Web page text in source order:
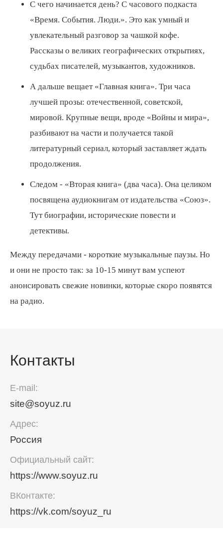
С чего начинается день? С часового подкаста
«Время. События. Люди.». Это как умный и
увлекательный разговор за чашкой кофе.
Рассказы о великих географических открытиях,
судьбах писателей, музыкантов, художников.
А дальше вещает «Главная книга». Три часа
лучшей прозы: отечественной, советской,
мировой. Крупные вещи, вроде «Войны и мира»,
разбивают на части и получается такой
литературный сериал, который заставляет ждать
продолжения.
Следом - «Вторая книга» (два часа). Она целиком
посвящена аудиокнигам от издательства «Союз».
Тут биографии, исторические повести и
детективы.
Между передачами - короткие музыкальные паузы. Но
и они не просто так: за 10-15 минут вам успеют
анонсировать свежие новинки, которые скоро появятся
на радио.
Контакты
E-mail:
site@soyuz.ru
Адрес:
Россия
Официальный сайт:
https://www.soyuz.ru
ВКонтакте:
https://vk.com/soyuz_ru